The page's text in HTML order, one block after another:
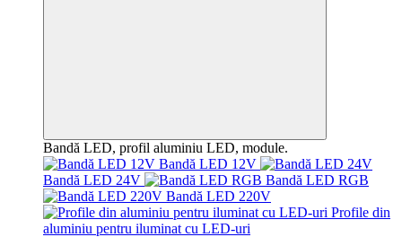
Bandă LED, profil aluminiu LED, module.
Bandă LED 12V
Bandă LED 24V
Bandă LED RGB
Bandă LED 220V
Profile din
aluminiu pentru iluminat cu LED-uri